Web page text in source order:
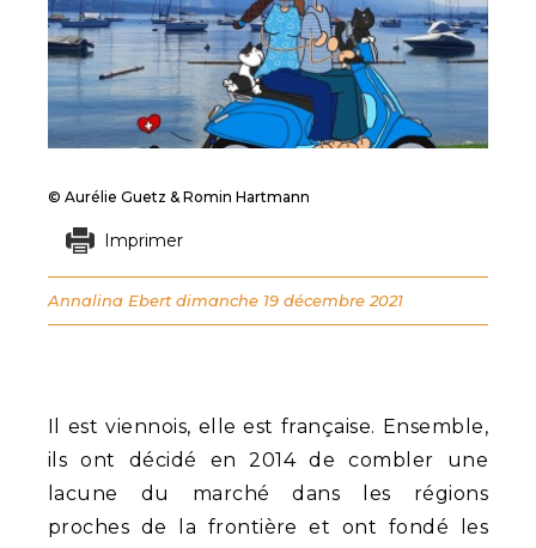
Il est viennois, elle est française. Ensemble,
ils ont décidé en 2014 de combler une
lacune du marché dans les régions
proches de la frontière et ont fondé les
© Aurélie Guetz & Romin Hartmann
Imprimer
Annalina Ebert dimanche 19 décembre 2021